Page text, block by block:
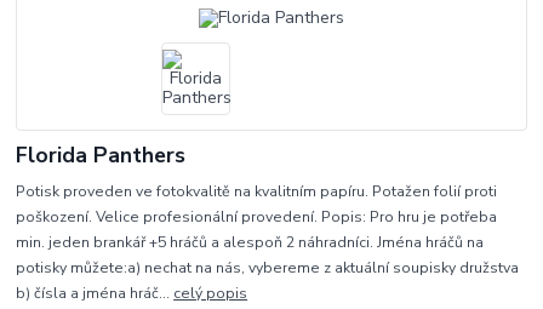
Florida Panthers
Potisk proveden ve fotokvalitě na kvalitním papíru. Potažen folií proti
poškození. Velice profesionální provedení. Popis: Pro hru je potřeba
min. jeden brankář +5 hráčů a alespoň 2 náhradníci. Jména hráčů na
potisky můžete:a) nechat na nás, vybereme z aktuální soupisky družstva
b) čísla a jména hráč... celý popis